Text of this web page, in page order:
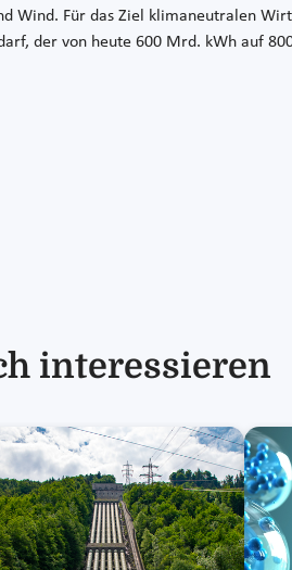
Wind. Für das Ziel klimaneutralen
der von heute 600 Mrd. kWh auf
interessieren